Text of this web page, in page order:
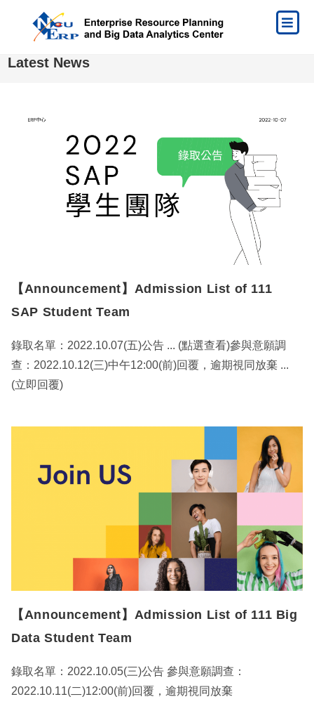
Latest News
【Announcement】Admission List of 111
SAP Student Team
錄取名單：2022.10.07(五)公告 ... (點選查看)參與意願調
查：2022.10.12(三)中午12:00(前)回覆，逾期視同放棄 ...
(立即回覆)
【Announcement】Admission List of 111 Big
Data Student Team
錄取名單：2022.10.05(三)公告 參與意願調查：
2022.10.11(二)12:00(前)回覆，逾期視同放棄